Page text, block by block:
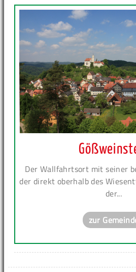
Der Wallfahrtsort mit seiner
der direkt oberhalb des
der...
zur